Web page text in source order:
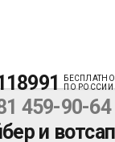
БЕСПЛАТНО
ПО РОССИИ
459-90-64